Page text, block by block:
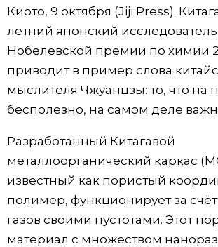
Фото/Видео
Разделы
Люди
Блог
Политика
Экономика
Популярные статьи
Японский язык
Японский калейдоскоп
Семья
official SNS
Киото, 9 октября (Jiji Press).
летний японский
Нобелевской премии по химии
приводит в пример слова
мыслителя Чжуанцзы: то, что на
бесполезно, на самом деле
Разработанный Китагавой
металлоорганический каркас
известный как пористый
полимер, функционирует за
газов своими пустотами. Этот
материал с множеством